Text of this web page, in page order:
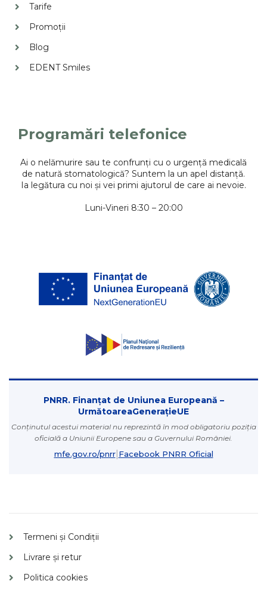
Tarife
Promoții
Blog
EDENT Smiles
Programări telefonice
Ai o nelămurire sau te confrunți cu o urgență medicală
de natură stomatologică? Suntem la un apel distanță.
Ia legătura cu noi și vei primi ajutorul de care ai nevoie.
Luni-Vineri 8:30 – 20:00
PNRR. Finanțat de Uniunea Europeană –
UrmătoareaGenerațieUE
Conținutul acestui material nu reprezintă în mod obligatoriu poziția
oficială a Uniunii Europene sau a Guvernului României.
mfe.gov.ro/pnrr| Facebook PNRR Oficial
Termeni și Condiții
Livrare și retur
Politica cookies